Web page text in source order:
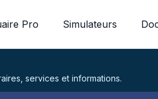
Pro Simulateurs
services et informations.